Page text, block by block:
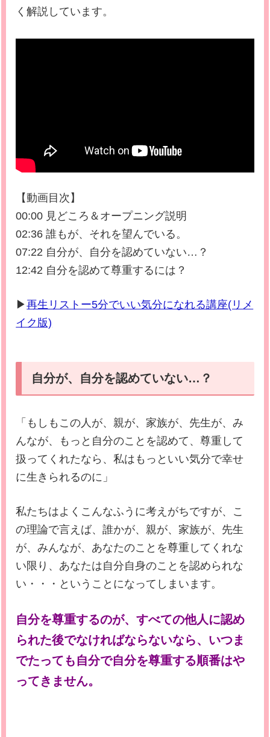
く解説しています。
【動画目次】
00:00 見どころ＆オープニング説明
02:36 誰もが、それを望んでいる。
07:22 自分が、自分を認めていない…？
12:42 自分を認めて尊重するには？
▶再生リストー5分でいい気分になれる講座(リメ
イク版)
自分が、自分を認めていない…？
「もしもこの人が、親が、家族が、先生が、み
んなが、もっと自分のことを認めて、尊重して
扱ってくれたなら、私はもっといい気分で幸せ
に生きられるのに」
私たちはよくこんなふうに考えがちですが、こ
の理論で言えば、誰かが、親が、家族が、先生
が、みんなが、あなたのことを尊重してくれな
い限り、あなたは自分自身のことを認められな
い・・・ということになってしまいます。
自分を尊重するのが、すべての他人に認め
られた後でなければならないなら、いつま
でたっても自分で自分を尊重する順番はや
ってきません。